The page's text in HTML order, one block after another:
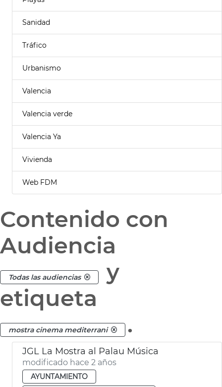
Sanidad
Tráfico
Urbanismo
Valencia
Valencia verde
Valencia Ya
Vivienda
Web FDM
Contenido con
Audiencia
Todas las audiencias
y
etiqueta
mostra cinema mediterrani .
JGL La Mostra al Palau Música
modificado hace 2 años
AYUNTAMIENTO